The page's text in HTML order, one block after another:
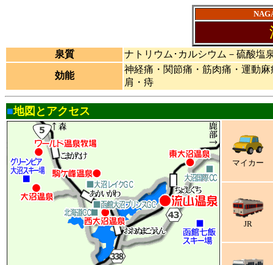
泉質 ナトリウム･カルシウム－硫酸塩
効能
神経痛・関節痛・筋肉痛・運動
肩・痔
■地図とアクセス
マイカー
JR